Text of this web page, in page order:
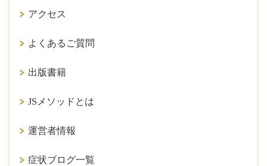
アクセス
よくあるご質問
出版書籍
JSメソッドとは
運営者情報
症状ブログ一覧